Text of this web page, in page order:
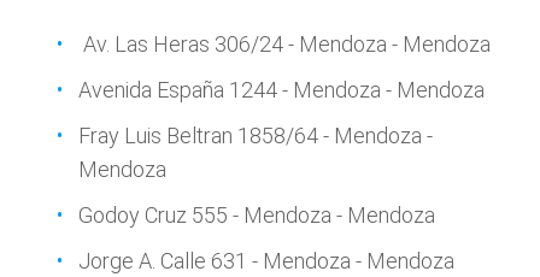
Av. Las Heras 306/24 - Mendoza - Mendoza
Avenida España 1244 - Mendoza - Mendoza
Fray Luis Beltran 1858/64 - Mendoza -
Mendoza
Godoy Cruz 555 - Mendoza - Mendoza
Jorge A. Calle 631 - Mendoza - Mendoza